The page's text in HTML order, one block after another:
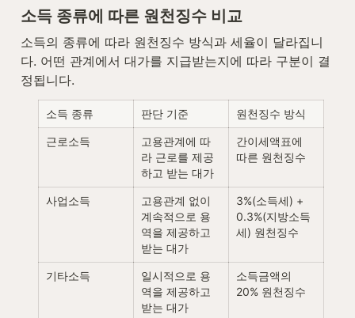
소득 종류에 따른 원천징수 비교
소득의 종류에 따라 원천징수 방식과 세율이 달라집니
다. 어떤 관계에서 대가를 지급받는지에 따라 구분이 결
정됩니다.
소득 종류 판단 기준 원천징수 방식
근로소득
고용관계에 따
라 근로를 제공
하고 받는 대가
간이세액표에
따른 원천징수
사업소득
고용관계 없이
계속적으로 용
역을 제공하고
받는 대가
3%(소득세) +
0.3%(지방소득
세) 원천징수
기타소득
일시적으로 용
역을 제공하고
받는 대가
소득금액의
20% 원천징수